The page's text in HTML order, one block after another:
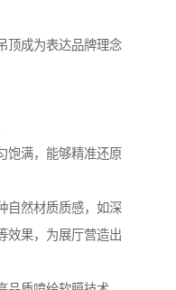
顶成为表达品牌理念
饱满，能够精准还原
自然材质质感，如深
效果，为展厅营造出